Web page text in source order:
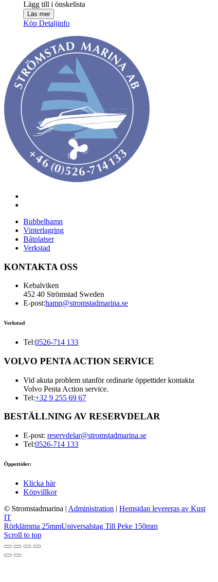
Lägg till i önskelista
Läs mer
Köp Detaljinfo
Bubbelhamn
Vinterlagring
Båtplatser
Verkstad
KONTAKTA OSS
Kebalviken
452 40 Strömstad Sweden
E-post:hamn@stromstadmarina.se
Verkstad
Tel:0526-714 133
VOLVO PENTA ACTION SERVICE
Vid akuta problem utanför ordinarie öppettider kontakta
Volvo Penta Action service.
Tel:+32 9 255 69 67
BESTÄLLNING AV RESERVDELAR
E-post: reservdelar@stromstadmarina.se
Tel:0526-714 133
Öppettider:
Klicka här
Köpvillkor
© Stromstadmarina | Administration | Hemsidan levereras av Kust
IT
Rörklämma 25mmUniversalstag Till Peke 150mm
Scroll to top